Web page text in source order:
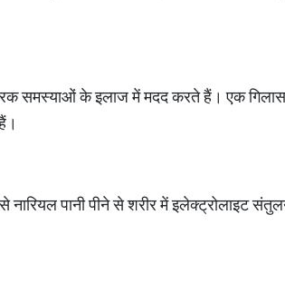
समस्याओं के इलाज में मदद करते हैं। एक गिलास
पानी पीने से शरीर में इलेक्ट्रोलाइट